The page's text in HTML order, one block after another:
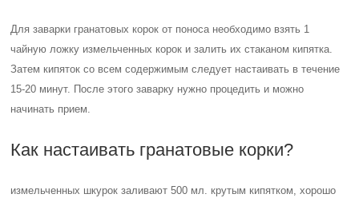
Для заварки гранатовых корок от поноса необходимо взять 1
чайную ложку измельченных корок и залить их стаканом кипятка.
Затем кипяток со всем содержимым следует настаивать в течение
15-20 минут. После этого заварку нужно процедить и можно
начинать прием.
Как настаивать гранатовые корки?
измельченных шкурок заливают 500 мл. крутым кипятком, хорошо